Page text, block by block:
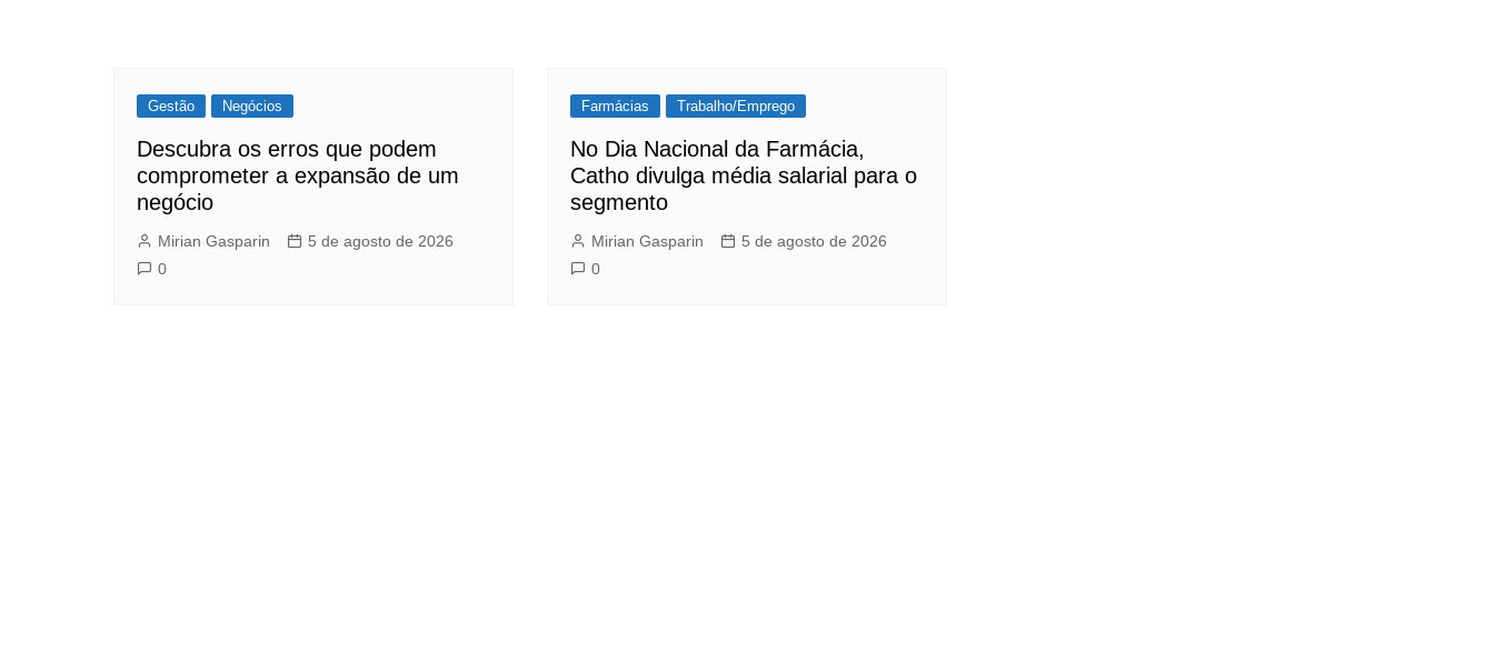
Gestão Negócios
Descubra os erros que podem
comprometer a expansão de um
negócio
Mirian Gasparin
5 de agosto de 2026
0
Farmácias Trabalho/Emprego
No Dia Nacional da Farmácia,
Catho divulga média salarial para o
segmento
Mirian Gasparin
5 de agosto de 2026
0